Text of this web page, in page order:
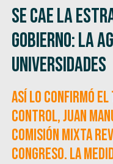
Se cae la
Gobierno: La
universidades
Así lo confirmó
control, Juan
Comisión Mixta
Congreso. La